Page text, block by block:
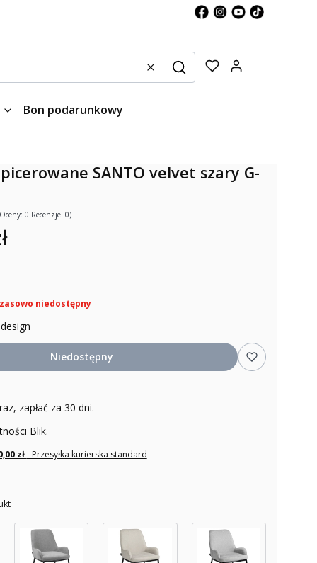
WyczyśćSzukaj
Bon podarunkowy
SANTO velvet szary G-
0 Recenzje: 0)
niedostępny
Niedostępny
zapłać za 30 dni.
Blik.
zł- Przesyłka kurierska standard